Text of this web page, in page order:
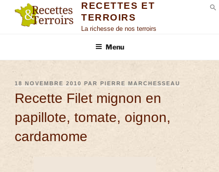
RECETTES ET
TERROIRS
La richesse de nos terroirs
Menu
18 NOVEMBRE 2010 PAR PIERRE MARCHESSEAU
Recette Filet mignon en
papillote, tomate, oignon,
cardamome